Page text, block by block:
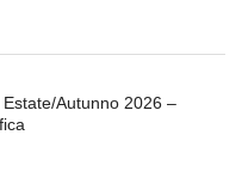
Autunno 2026 –